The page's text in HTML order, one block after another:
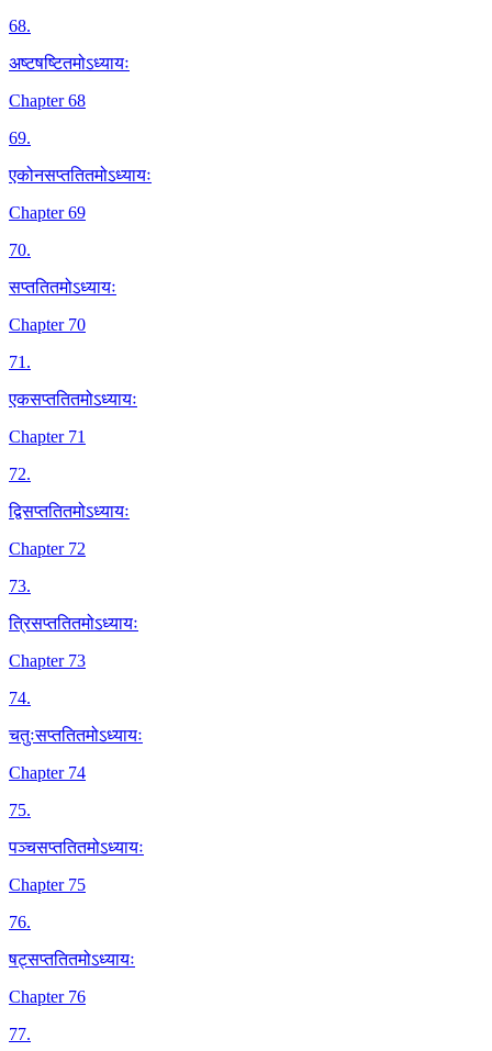
68.
अष्टषष्टितमोऽध्यायः
Chapter 68
69.
एकोनसप्ततितमोऽध्यायः
Chapter 69
70.
सप्ततितमोऽध्यायः
Chapter 70
71.
एकसप्ततितमोऽध्यायः
Chapter 71
72.
द्विसप्ततितमोऽध्यायः
Chapter 72
73.
त्रिसप्ततितमोऽध्यायः
Chapter 73
74.
चतुःसप्ततितमोऽध्यायः
Chapter 74
75.
पञ्चसप्ततितमोऽध्यायः
Chapter 75
76.
षट्सप्ततितमोऽध्यायः
Chapter 76
77.